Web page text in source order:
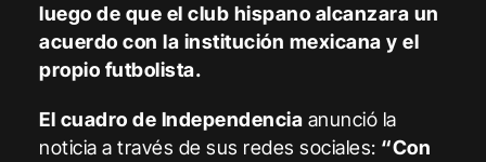
luego de que el club hispano alcanzara un
acuerdo con la institución mexicana y el
propio futbolista.
El cuadro de Independencia anunció la
noticia a través de sus redes sociales: “Con